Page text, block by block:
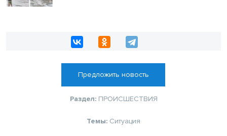
Предложить новость
Раздел: ПРОИСШЕСТВИЯ
Темы: Ситуация